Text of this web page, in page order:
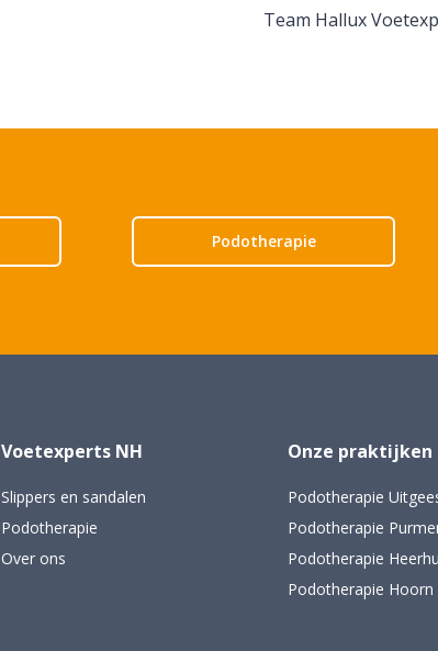
Team Hallux
Podotherapie
Voetexperts NH
Slippers en sandalen
Podotherapie
Over ons
Onze praktijken
Podotherapie
Podotherapie
Podotherapie
Podotherapie Hoorn